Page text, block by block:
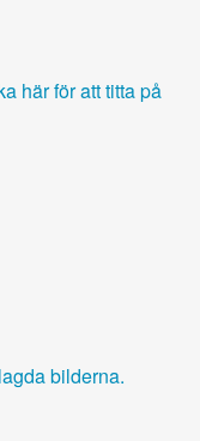
här för att titta på
bilderna.